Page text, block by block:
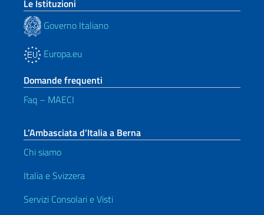
Le Istituzioni
Governo Italiano
Europa.eu
Domande frequenti
Faq – MAECI
L’Ambasciata d’Italia a Berna
Chi siamo
Italia e Svizzera
Servizi Consolari e Visti